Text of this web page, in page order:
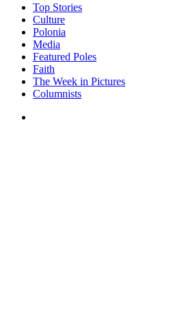
search
Menu
Top Stories
Culture
Polonia
Media
Featured Poles
Faith
The Week in Pictures
Columnists